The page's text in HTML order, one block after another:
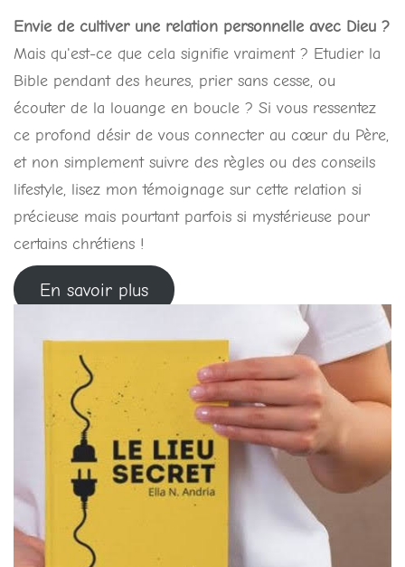
Envie de cultiver une relation personnelle avec Dieu ?
Mais qu'est-ce que cela signifie vraiment ? Etudier la
Bible pendant des heures, prier sans cesse, ou
écouter de la louange en boucle ? Si vous ressentez
ce profond désir de vous connecter au cœur du Père,
et non simplement suivre des règles ou des conseils
lifestyle, lisez mon témoignage sur cette relation si
précieuse mais pourtant parfois si mystérieuse pour
certains chrétiens !
En savoir plus